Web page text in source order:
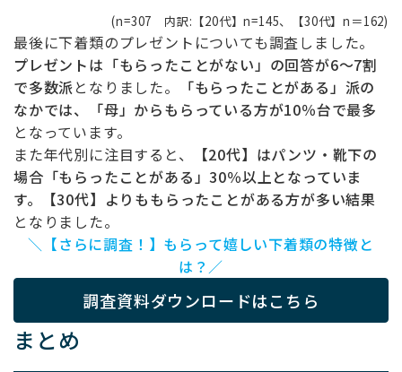
(n=307 内訳:【20代】n=145、【30代】n＝162)
最後に下着類のプレゼントについても調査しました。
プレゼントは「もらったことがない」の回答が6～7割
で多数派となりました。
「もらったことがある」派の
なかでは、「母」からもらっている方が10％台で最多
となっています。
また年代別に注目すると、
【20代】はパンツ・靴下の
場合「もらったことがある」30％以上となっていま
す。【30代】よりももらったことがある方が多い結果
となりました。
＼【さらに調査！】もらって嬉しい下着類の特徴と
は？／
調査資料ダウンロードはこちら
まとめ